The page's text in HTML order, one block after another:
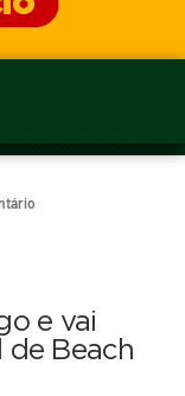
e vai
de Beach